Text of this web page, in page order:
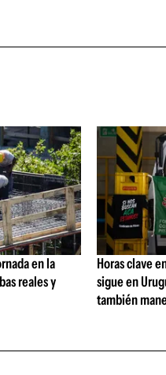
en la
reales y
Horas clave
sigue en
también